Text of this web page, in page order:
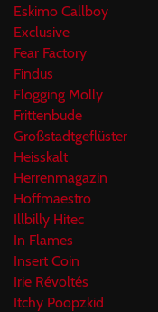
Eskimo Callboy
Exclusive
Fear Factory
Findus
Flogging Molly
Frittenbude
Großstadtgeflüster
Heisskalt
Herrenmagazin
Hoffmaestro
Illbilly Hitec
In Flames
Insert Coin
Irie Révoltés
Itchy Poopzkid